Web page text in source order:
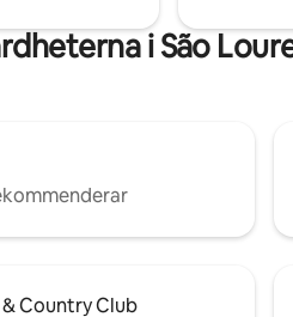
i São
Country Club